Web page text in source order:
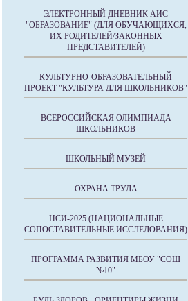
ЭЛЕКТРОННЫЙ ДНЕВНИК АИС
"ОБРАЗОВАНИЕ" (ДЛЯ ОБУЧАЮЩИХСЯ,
ИХ РОДИТЕЛЕЙ/ЗАКОННЫХ
ПРЕДСТАВИТЕЛЕЙ)
КУЛЬТУРНО-ОБРАЗОВАТЕЛЬНЫЙ
ПРОЕКТ "КУЛЬТУРА ДЛЯ ШКОЛЬНИКОВ"
ВСЕРОССИЙСКАЯ ОЛИМПИАДА
ШКОЛЬНИКОВ
ШКОЛЬНЫЙ МУЗЕЙ
ОХРАНА ТРУДА
НСИ-2025 (НАЦИОНАЛЬНЫЕ
СОПОСТАВИТЕЛЬНЫЕ ИССЛЕДОВАНИЯ)
ПРОГРАММА РАЗВИТИЯ МБОУ "СОШ
№10"